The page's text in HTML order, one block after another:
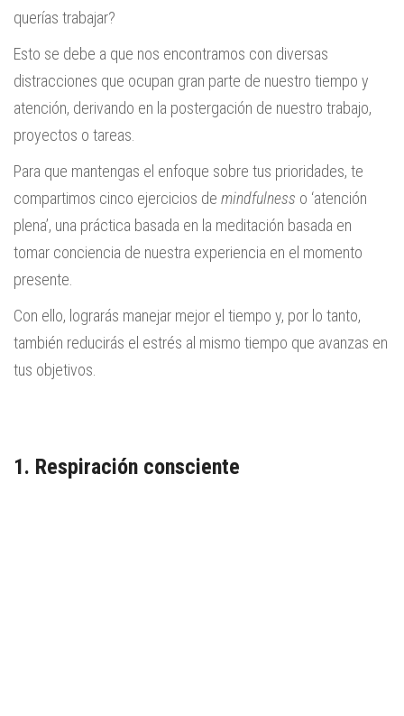
querías trabajar?
Esto se debe a que nos encontramos con diversas
distracciones que ocupan gran parte de nuestro tiempo y
atención, derivando en la postergación de nuestro trabajo,
proyectos o tareas.
Para que mantengas el enfoque sobre tus prioridades, te
compartimos cinco ejercicios de mindfulness o ‘atención
plena’, una práctica basada en la meditación basada en
tomar conciencia de nuestra experiencia en el momento
presente.
Con ello, lograrás manejar mejor el tiempo y, por lo tanto,
también reducirás el estrés al mismo tiempo que avanzas en
tus objetivos.
1. Respiración consciente